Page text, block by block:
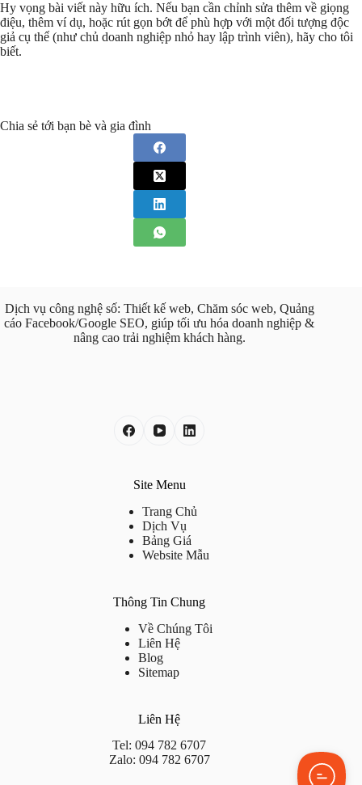
Hy vọng bài viết này hữu ích. Nếu bạn cần chỉnh sửa thêm về giọng
điệu, thêm ví dụ, hoặc rút gọn bớt để phù hợp với một đối tượng độc
giả cụ thể (như chủ doanh nghiệp nhỏ hay lập trình viên), hãy cho tôi
biết.
Chia sẻ tới bạn bè và gia đình
Dịch vụ công nghệ số: Thiết kế web, Chăm sóc web, Quảng
cáo Facebook/Google SEO, giúp tối ưu hóa doanh nghiệp &
nâng cao trải nghiệm khách hàng.
Site Menu
Trang Chủ
Dịch Vụ
Bảng Giá
Website Mẫu
Thông Tin Chung
Về Chúng Tôi
Liên Hệ
Blog
Sitemap
Liên Hệ
Tel: 094 782 6707
Zalo: 094 782 6707